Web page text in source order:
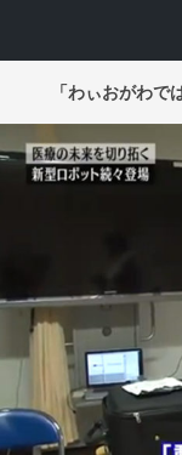
「わぃおがわで